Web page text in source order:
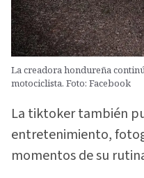
La creadora hondureña
motociclista. Foto: Facebook
La tiktoker también
entretenimiento,
momentos de su